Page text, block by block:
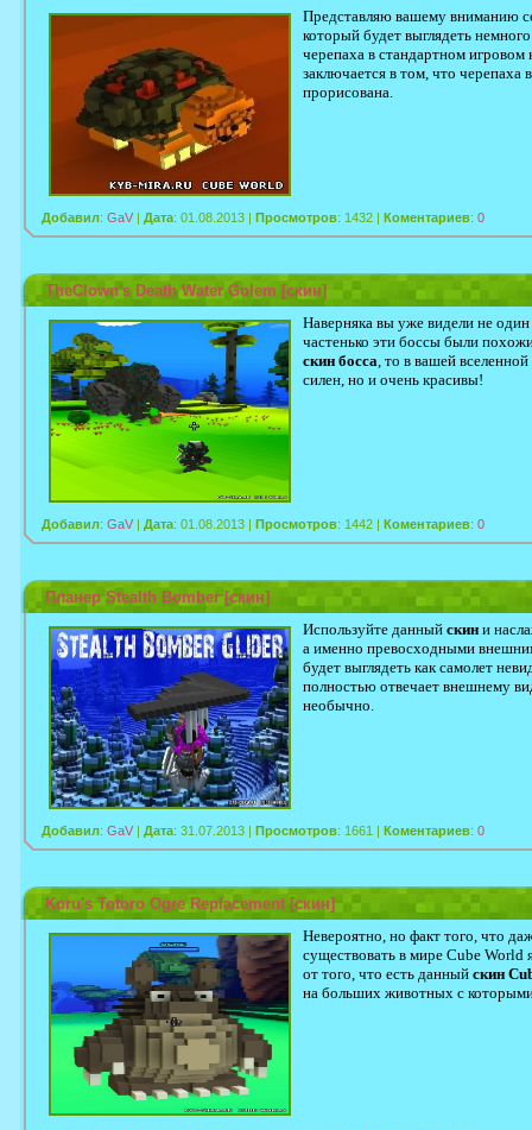
Представляю вашему вниманию
который будет выглядеть
черепаха в стандартном игровом
заключается в том, что черепаха
прорисована.
Добавил: GaV | Дата: 01.08.2013 | Просмотров: 1432 | Коментариев: 0
TheClown's Death Water Golem [скин]
Наверняка вы уже видели не
частенько эти боссы были
скин босса, то в вашей
силен, но и очень красивы!
Добавил: GaV | Дата: 01.08.2013 | Просмотров: 1442 | Коментариев: 0
Планер Stealth Bomber [скин]
Используйте данный скин и
а именно превосходными
будет выглядеть как самолет
полностью отвечает внешнему
необычно.
Добавил: GaV | Дата: 31.07.2013 | Просмотров: 1661 | Коментариев: 0
Koru's Totoro Ogre Replacement [скин]
Невероятно, но факт того, что
существовать в мире Cube World
от того, что есть данный скин
на больших животных с